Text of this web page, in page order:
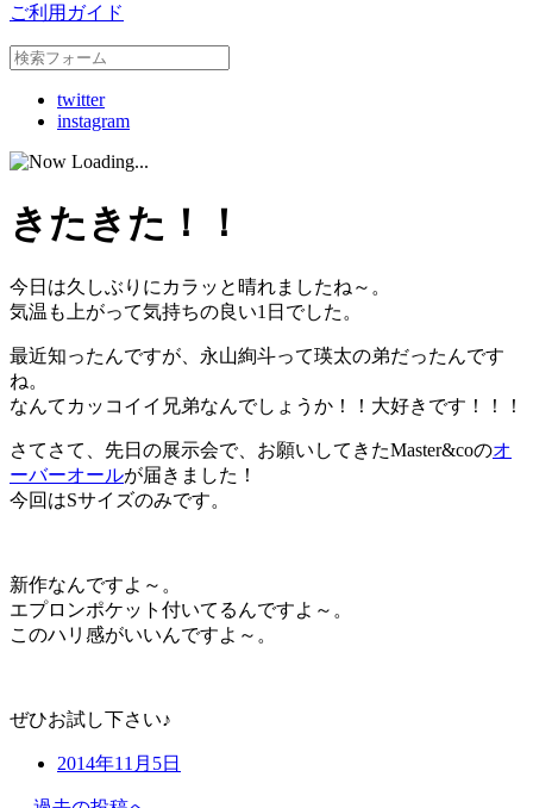
ご利用ガイド
twitter
instagram
きたきた！！
今日は久しぶりにカラッと晴れましたね～。
気温も上がって気持ちの良い1日でした。
最近知ったんですが、永山絢斗って瑛太の弟だったんです
ね。
なんてカッコイイ兄弟なんでしょうか！！大好きです！！！
さてさて、先日の展示会で、お願いしてきたMaster&coのオ
ーバーオールが届きました！
今回はSサイズのみです。
新作なんですよ～。
エプロンポケット付いてるんですよ～。
このハリ感がいいんですよ～。
ぜひお試し下さい♪
2014年11月5日